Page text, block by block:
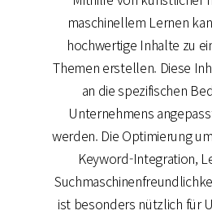
maschinellem Lernen
hochwertige Inhalte zu
Themen erstellen. Diese
an die spezifischen
Unternehmens
werden. Die Optimierung
Keyword-Integration,
ist besonders nützlich für